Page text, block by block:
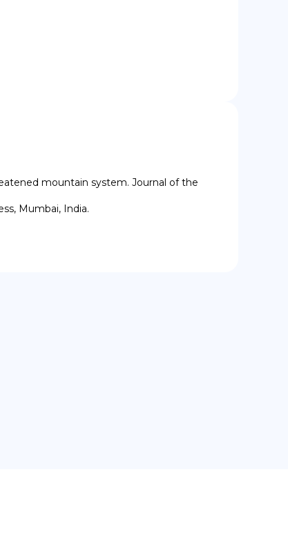
mountain system. Journal of the
Mumbai, India.